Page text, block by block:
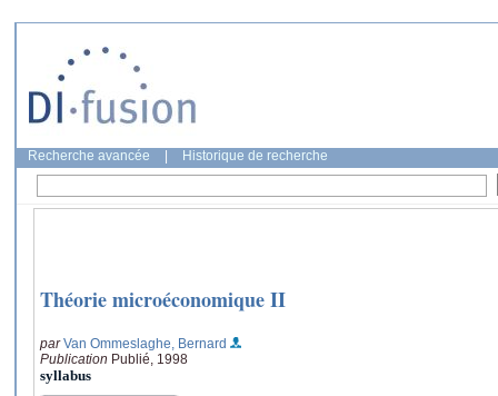
Recherche avancée Historique de recherche
Théorie microéconomique II
parVan Ommeslaghe, Bernard
Publication Publié, 1998
syllabus